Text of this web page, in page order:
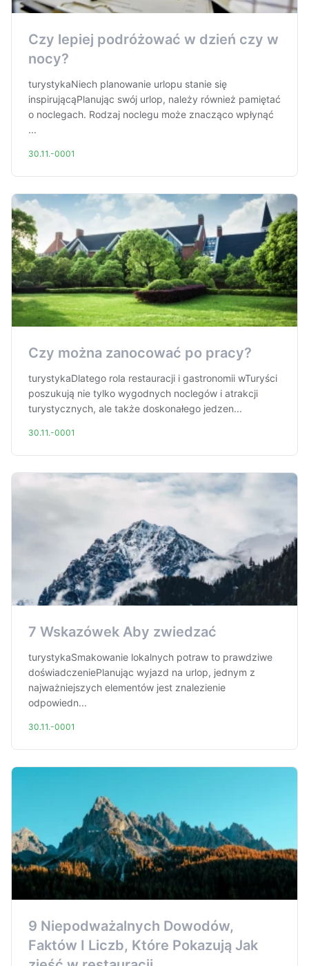
Czy lepiej podróżować w dzień czy w
nocy?
turystykaNiech planowanie urlopu stanie się
inspirującąPlanując swój urlop, należy również pamiętać
o noclegach. Rodzaj noclegu może znacząco wpłynąć
...
30.11.-0001
Czy można zanocować po pracy?
turystykaDlatego rola restauracji i gastronomii wTuryści
poszukują nie tylko wygodnych noclegów i atrakcji
turystycznych, ale także doskonałego jedzen...
30.11.-0001
7 Wskazówek Aby zwiedzać
turystykaSmakowanie lokalnych potraw to prawdziwe
doświadczeniePlanując wyjazd na urlop, jednym z
najważniejszych elementów jest znalezienie
odpowiedn...
30.11.-0001
9 Niepodważalnych Dowodów,
Faktów I Liczb, Które Pokazują Jak